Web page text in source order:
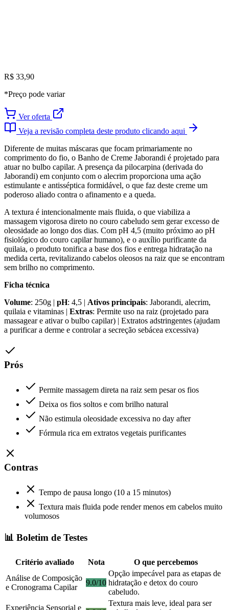
R$ 33,90
*Preço pode variar
Ver oferta
Veja a revisão completa deste produto clicando aqui
Diferente de muitas máscaras que focam primariamente no
comprimento do fio, o Banho de Creme Jaborandi é projetado para
atuar no bulbo capilar. A presença da pilocarpina (derivada do
Jaborandi) em conjunto com o alecrim proporciona uma ação
estimulante e antisséptica formidável, o que faz deste creme um
poderoso aliado contra o afinamento e a queda.
A textura é intencionalmente mais fluida, o que viabiliza a
massagem vigorosa direto no couro cabeludo sem gerar excesso de
oleosidade ao longo dos dias. Com pH 4,5 (muito próximo ao pH
fisiológico do couro capilar humano), e o auxílio purificante da
quilaia, o produto tonifica a base dos fios e entrega hidratação na
medida certa, revitalizando cabelos oleosos na raiz que se encontram
sem brilho no comprimento.
Ficha técnica
Volume: 250g | pH: 4,5 | Ativos principais: Jaborandi, alecrim,
quilaia e vitaminas | Extras: Permite uso na raiz (projetado para
massagear e ativar o bulbo capilar) | Extratos adstringentes (ajudam
a purificar a derme e controlar a secreção sebácea excessiva)
Prós
Permite massagem direta na raiz sem pesar os fios
Deixa os fios soltos e com brilho natural
Não estimula oleosidade excessiva no day after
Fórmula rica em extratos vegetais purificantes
Contras
Tempo de pausa longo (10 a 15 minutos)
Textura mais fluida pode render menos em cabelos muito
volumosos
📊 Boletim de Testes
Critério avaliado Nota
O que percebemos
Análise de Composição
e Cronograma Capilar
9.0/10
Opção impecável para as etapas de
hidratação e detox do couro
cabeludo.
Experiência Sensorial e
Textura mais leve, ideal para ser